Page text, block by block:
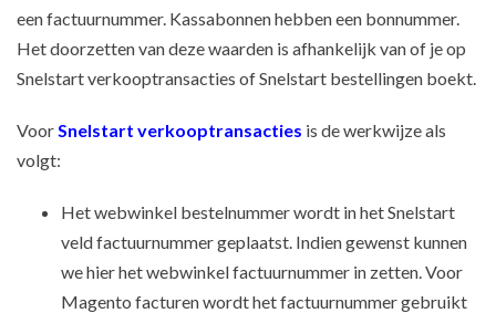
een factuurnummer. Kassabonnen hebben een bonnummer.
Het doorzetten van deze waarden is afhankelijk van of je op
Snelstart verkooptransacties of Snelstart bestellingen boekt.
VoorSnelstart verkooptransacties is de werkwijze als
volgt:
Het webwinkel bestelnummer wordt in het Snelstart
veld factuurnummer geplaatst. Indien gewenst kunnen
we hier het webwinkel factuurnummer in zetten. Voor
Magento facturen wordt het factuurnummer gebruikt